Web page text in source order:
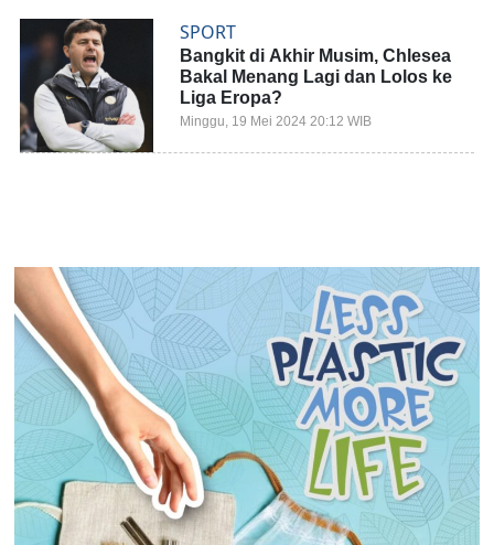
SPORT
Bangkit di Akhir Musim, Chlesea
Bakal Menang Lagi dan Lolos ke
Liga Eropa?
Minggu, 19 Mei 2024 20:12 WIB